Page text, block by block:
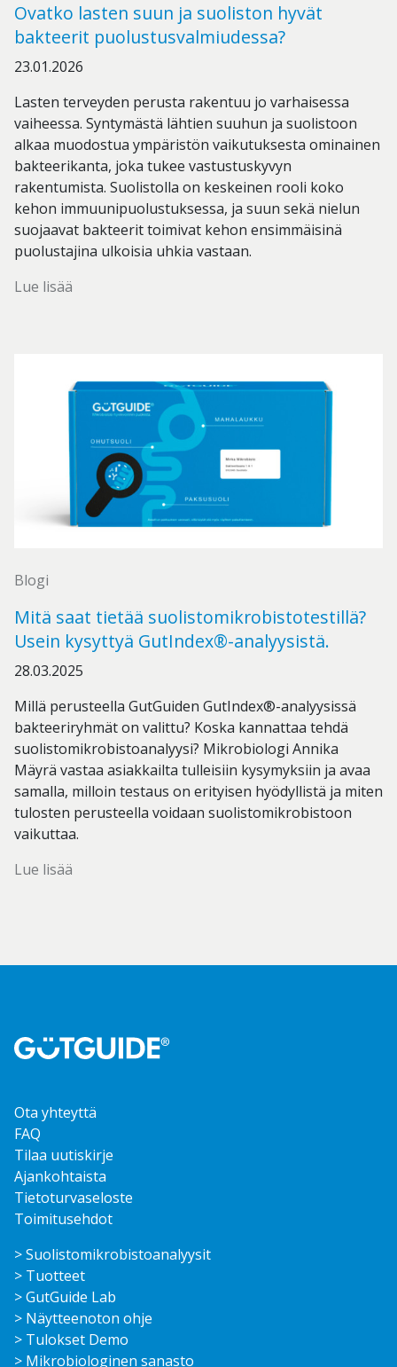
Ovatko lasten suun ja suoliston hyvät
bakteerit puolustusvalmiudessa?
23.01.2026
Lasten terveyden perusta rakentuu jo varhaisessa
vaiheessa. Syntymästä lähtien suuhun ja suolistoon
alkaa muodostua ympäristön vaikutuksesta ominainen
bakteerikanta, joka tukee vastustuskyvyn
rakentumista. Suolistolla on keskeinen rooli koko
kehon immuunipuolustuksessa, ja suun sekä nielun
suojaavat bakteerit toimivat kehon ensimmäisinä
puolustajina ulkoisia uhkia vastaan.
Lue lisää
Blogi
Mitä saat tietää suolistomikrobistotestillä?
Usein kysyttyä GutIndex®-analyysistä.
28.03.2025
Millä perusteella GutGuiden GutIndex®-analyysissä
bakteeriryhmät on valittu? Koska kannattaa tehdä
suolistomikrobistoanalyysi? Mikrobiologi Annika
Mäyrä vastaa asiakkailta tulleisiin kysymyksiin ja avaa
samalla, milloin testaus on erityisen hyödyllistä ja miten
tulosten perusteella voidaan suolistomikrobistoon
vaikuttaa.
Lue lisää
Ota yhteyttä
FAQ
Tilaa uutiskirje
Ajankohtaista
Tietoturvaseloste
Toimitusehdot
> Suolisto­mikrobisto­analyysit
> Tuotteet
> GutGuide Lab
> Näytteenoton ohje
> Tulokset Demo
> Mikrobiologinen sanasto